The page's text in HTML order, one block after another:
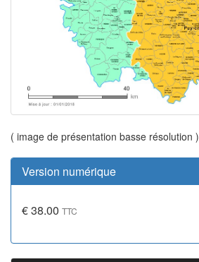
( image de présentation basse résolution )
Version numérique
€ 38.00 TTC